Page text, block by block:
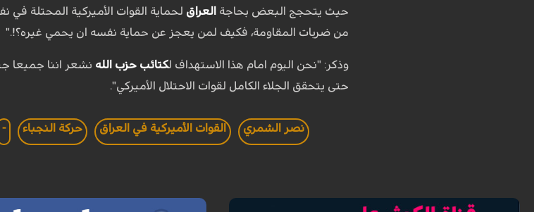
حيث يتحجج البعض بحاجة العراق لحماية القوات الأميركية المحتلة في
من ضربات المقاومة، فكيف لمن يعجز عن حماية نفسه ان يحمي غيره؟!."
وذكر: "نحن اليوم امام هذا الاستهداف لكتائب حزب الله نشعر اننا جميعا
حتى يتحقق الجلاء الكامل لقوات الاحتلال الأميركي".
نصر الشمري القوات الأميركية في العراق حركة النجباء -